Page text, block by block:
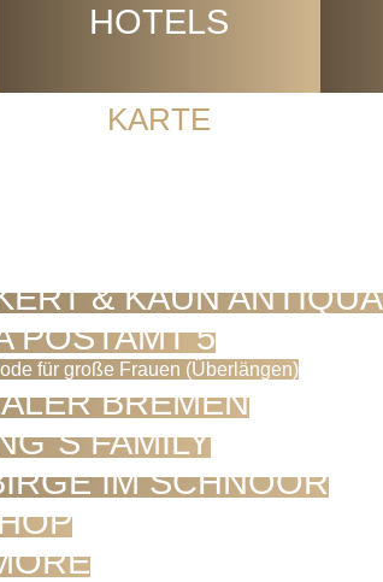
HOTELS
KARTE
& KAUN
POSTAMT 5
für große Frauen (Überlängen)
BREMEN
FAMILY
IM SCHNOOR